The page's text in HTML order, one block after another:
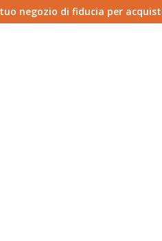
negozio di fiducia per